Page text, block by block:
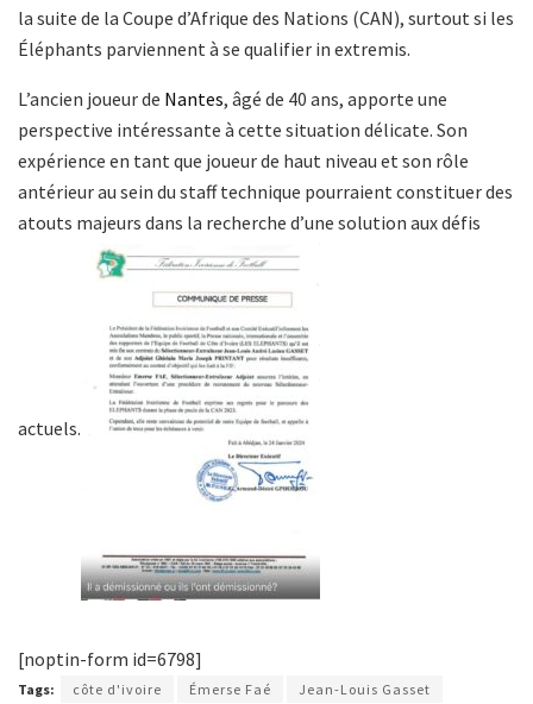
la suite de la Coupe d’Afrique des Nations (CAN), surtout si les
Éléphants parviennent à se qualifier in extremis.
L’ancien joueur de Nantes, âgé de 40 ans, apporte une
perspective intéressante à cette situation délicate. Son
expérience en tant que joueur de haut niveau et son rôle
antérieur au sein du staff technique pourraient constituer des
atouts majeurs dans la recherche d’une solution aux défis
actuels.
[noptin-form id=6798]
Tags: côte d'ivoire Émerse Faé Jean-Louis Gasset